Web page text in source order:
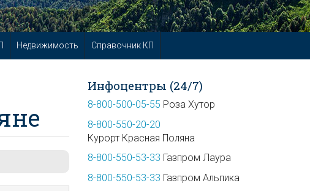
Недвижимость Справочник КП
Инфоцентры (24/7)
8-800-500-05-55 Роза Хутор
8-800-550-20-20
Курорт Красная Поляна
8-800-550-53-33 Газпром Лаура
8-800-550-53-33 Газпром Альпика